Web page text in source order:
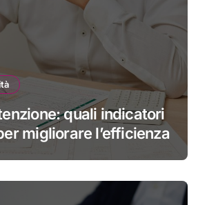
quali indicatori
migliorare l’efficienza